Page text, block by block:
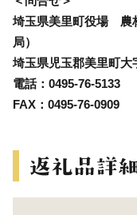
埼玉県美里町役場 農
局）
埼玉県児玉郡美里町大
電話：0495-76-5133
FAX：0495-76-0909